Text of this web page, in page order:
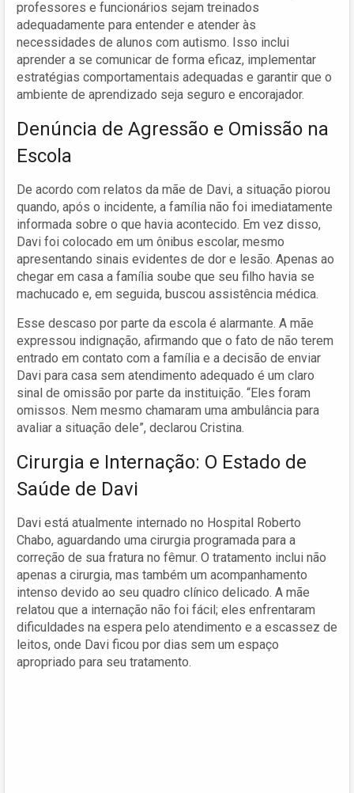
professores e funcionários sejam treinados
adequadamente para entender e atender às
necessidades de alunos com autismo. Isso inclui
aprender a se comunicar de forma eficaz, implementar
estratégias comportamentais adequadas e garantir que o
ambiente de aprendizado seja seguro e encorajador.
Denúncia de Agressão e Omissão na
Escola
De acordo com relatos da mãe de Davi, a situação piorou
quando, após o incidente, a família não foi imediatamente
informada sobre o que havia acontecido. Em vez disso,
Davi foi colocado em um ônibus escolar, mesmo
apresentando sinais evidentes de dor e lesão. Apenas ao
chegar em casa a família soube que seu filho havia se
machucado e, em seguida, buscou assistência médica.
Esse descaso por parte da escola é alarmante. A mãe
expressou indignação, afirmando que o fato de não terem
entrado em contato com a família e a decisão de enviar
Davi para casa sem atendimento adequado é um claro
sinal de omissão por parte da instituição. “Eles foram
omissos. Nem mesmo chamaram uma ambulância para
avaliar a situação dele”, declarou Cristina.
Cirurgia e Internação: O Estado de
Saúde de Davi
Davi está atualmente internado no Hospital Roberto
Chabo, aguardando uma cirurgia programada para a
correção de sua fratura no fêmur. O tratamento inclui não
apenas a cirurgia, mas também um acompanhamento
intenso devido ao seu quadro clínico delicado. A mãe
relatou que a internação não foi fácil; eles enfrentaram
dificuldades na espera pelo atendimento e a escassez de
leitos, onde Davi ficou por dias sem um espaço
apropriado para seu tratamento.